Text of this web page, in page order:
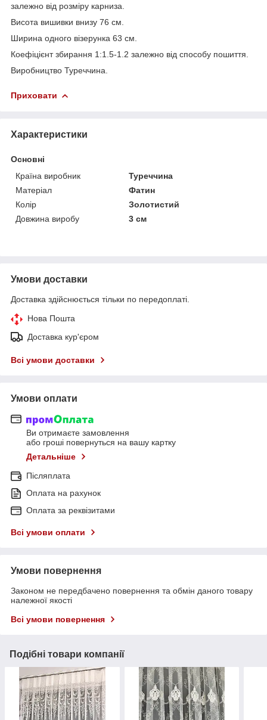
залежно від розміру карниза.
Висота вишивки внизу 76 см.
Ширина одного візерунка 63 см.
Коефіцієнт збирання 1:1.5-1.2 залежно від способу пошиття.
Виробництво Туреччина.
Приховати
Характеристики
Основні
Країна виробник
Туреччина
Матеріал
Фатин
Колір
Золотистий
Довжина виробу
3 см
Умови доставки
Доставка здійснюється тільки по передоплаті.
Нова Пошта
Доставка кур'єром
Всі умови доставки
Умови оплати
Ви отримаєте замовлення
або гроші повернуться на вашу картку
Детальніше
Післяплата
Оплата на рахунок
Оплата за реквізитами
Всі умови оплати
Умови повернення
Законом не передбачено повернення та обмін даного товару
належної якості
Всі умови повернення
Подібні товари компанії